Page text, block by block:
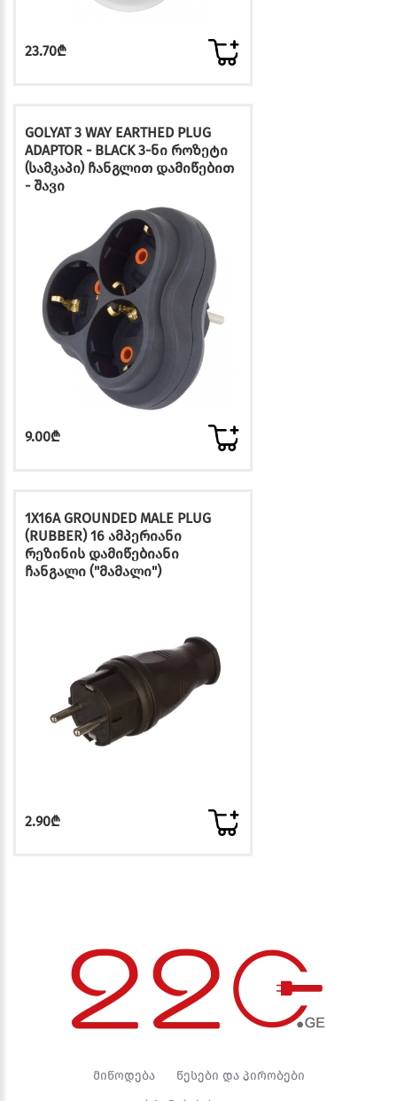
23.70₾
GOLYAT 3 WAY EARTHED PLUG
ADAPTOR - BLACK 3-ნი როზეტი
(სამკაპი) ჩანგლით დამიწებით
- შავი
9.00₾
1X16A GROUNDED MALE PLUG
(RUBBER) 16 ამპერიანი
რეზინის დამიწებიანი
ჩანგალი ("მამალი")
2.90₾
მიწოდება
წესები და პირობები